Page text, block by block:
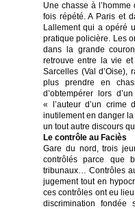
Une chasse à
fois répété. A Paris et
Lallement qui a opéré
pratique policière. Les
dans la grande
retrouve entre la vie
Sarcelles (Val
plus prendre en
d’obtempérer lors
« l’auteur d’un crime
inutilement en danger
un tout autre discours
Le contrôle au Faciès
Gare du nord, trois
contrôlés parce que
tribunaux… Contrôles
jugement tout en
ces contrôles ont eu
discrimination fondée